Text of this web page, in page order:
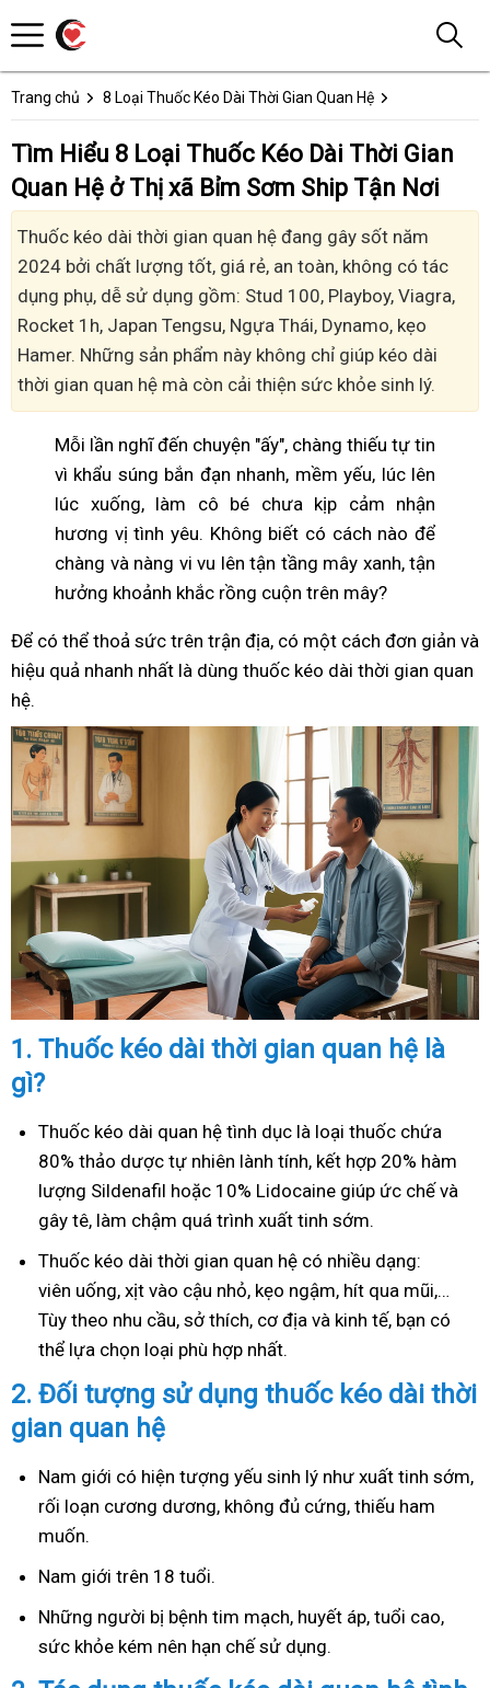
Trang chủ 8 Loại Thuốc Kéo Dài Thời Gian Quan Hệ
Tìm Hiểu 8 Loại Thuốc Kéo Dài Thời Gian
Quan Hệ ở Thị xã Bỉm Sơm Ship Tận Nơi
Thuốc kéo dài thời gian quan hệ đang gây sốt năm
2024 bởi chất lượng tốt, giá rẻ, an toàn, không có tác
dụng phụ, dễ sử dụng gồm: Stud 100, Playboy, Viagra,
Rocket 1h, Japan Tengsu, Ngựa Thái, Dynamo, kẹo
Hamer. Những sản phẩm này không chỉ giúp kéo dài
thời gian quan hệ mà còn cải thiện sức khỏe sinh lý.
Mỗi lần nghĩ đến chuyện "ấy", chàng thiếu tự tin
vì khẩu súng bắn đạn nhanh, mềm yếu, lúc lên
lúc xuống, làm cô bé chưa kịp cảm nhận
hương vị tình yêu. Không biết có cách nào để
chàng và nàng vi vu lên tận tầng mây xanh, tận
hưởng khoảnh khắc rồng cuộn trên mây?
Để có thể thoả sức trên trận địa, có một cách đơn giản và
hiệu quả nhanh nhất là dùng thuốc kéo dài thời gian quan
hệ.
1. Thuốc kéo dài thời gian quan hệ là
gì?
Thuốc kéo dài quan hệ tình dục là loại thuốc chứa
80% thảo dược tự nhiên lành tính, kết hợp 20% hàm
lượng Sildenafil hoặc 10% Lidocaine giúp ức chế và
gây tê, làm chậm quá trình xuất tinh sớm.
Thuốc kéo dài thời gian quan hệ có nhiều dạng:
viên uống, xịt vào cậu nhỏ, kẹo ngậm, hít qua mũi,…
Tùy theo nhu cầu, sở thích, cơ địa và kinh tế, bạn có
thể lựa chọn loại phù hợp nhất.
2. Đối tượng sử dụng thuốc kéo dài thời
gian quan hệ
Nam giới có hiện tượng yếu sinh lý như xuất tinh sớm,
rối loạn cương dương, không đủ cứng, thiếu ham
muốn.
Nam giới trên 18 tuổi.
Những người bị bệnh tim mạch, huyết áp, tuổi cao,
sức khỏe kém nên hạn chế sử dụng.